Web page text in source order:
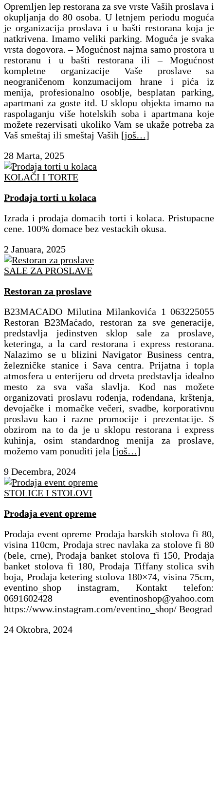
Opremljen lep restorana za sve vrste Vaših proslava i
okupljanja do 80 osoba. U letnjem periodu moguća
je organizacija proslava i u bašti restorana koja je
natkrivena. Imamo veliki parking. Moguća je svaka
vrsta dogovora. – Mogućnost najma samo prostora u
restoranu i u bašti restorana ili – Mogućnost
kompletne organizacije Vaše proslave sa
neograničenom konzumacijom hrane i pića iz
menija, profesionalno osoblje, besplatan parking,
apartmani za goste itd. U sklopu objekta imamo na
raspolaganju više hotelskih soba i apartmana koje
možete rezervisati ukoliko Vam se ukaže potreba za
Vaš smeštaj ili smeštaj Vaših [još…]
28 Marta, 2025
KOLAČI I TORTE
Prodaja torti u kolaca
Izrada i prodaja domacih torti i kolaca. Pristupacne
cene. 100% domace bez vestackih okusa.
2 Januara, 2025
SALE ZA PROSLAVE
Restoran za proslave
B23MACADO Milutina Milankovića 1 063225055
Restoran B23Maćado, restoran za sve generacije,
predstavlja jedinstven sklop sale za proslave,
keteringa, a la card restorana i express restorana.
Nalazimo se u blizini Navigator Business centra,
železničke stanice i Sava centra. Prijatna i topla
atmosfera u enterijeru od drveta predstavlja idealno
mesto za sva vaša slavlja. Kod nas možete
organizovati proslavu rođenja, rođendana, krštenja,
devojačke i momačke večeri, svadbe, korporativnu
proslavu kao i razne promocije i prezentacije. S
obzirom na to da je u sklopu restorana i express
kuhinja, osim standardnog menija za proslave,
možemo vam ponuditi jela [još…]
9 Decembra, 2024
STOLICE I STOLOVI
Prodaja event opreme
Prodaja event opreme Prodaja barskih stolova fi 80,
visina 110cm, Prodaja strec navlaka za stolove fi 80
(bele, crne), Prodaja banket stolova fi 150, Prodaja
banket stolova fi 180, Prodaja Tiffany stolica svih
boja, Prodaja ketering stolova 180×74, visina 75cm,
eventino_shop instagram, Kontakt telefon:
0691602428 eventinoshop@yahoo.com
https://www.instagram.com/eventino_shop/ Beograd
24 Oktobra, 2024